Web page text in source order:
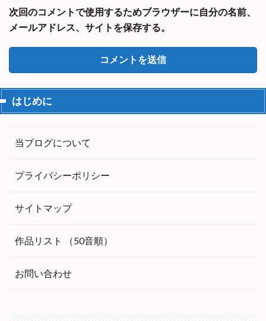
次回のコメントで使用するためブラウザーに自分の名前、
メールアドレス、サイトを保存する。
はじめに
当ブログについて
プライバシーポリシー
サイトマップ
作品リスト （50音順）
お問い合わせ